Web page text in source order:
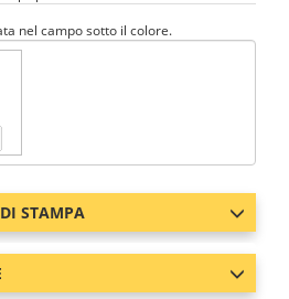
nel campo sotto il colore.
STAMPA